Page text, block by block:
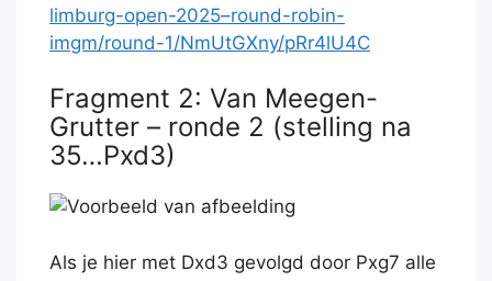
limburg-open-2025–round-robin-
imgm/round-1/NmUtGXny/pRr4lU4C
Fragment 2: Van Meegen-
Grutter – ronde 2 (stelling na
35…Pxd3)
Als je hier met Dxd3 gevolgd door Pxg7 alle